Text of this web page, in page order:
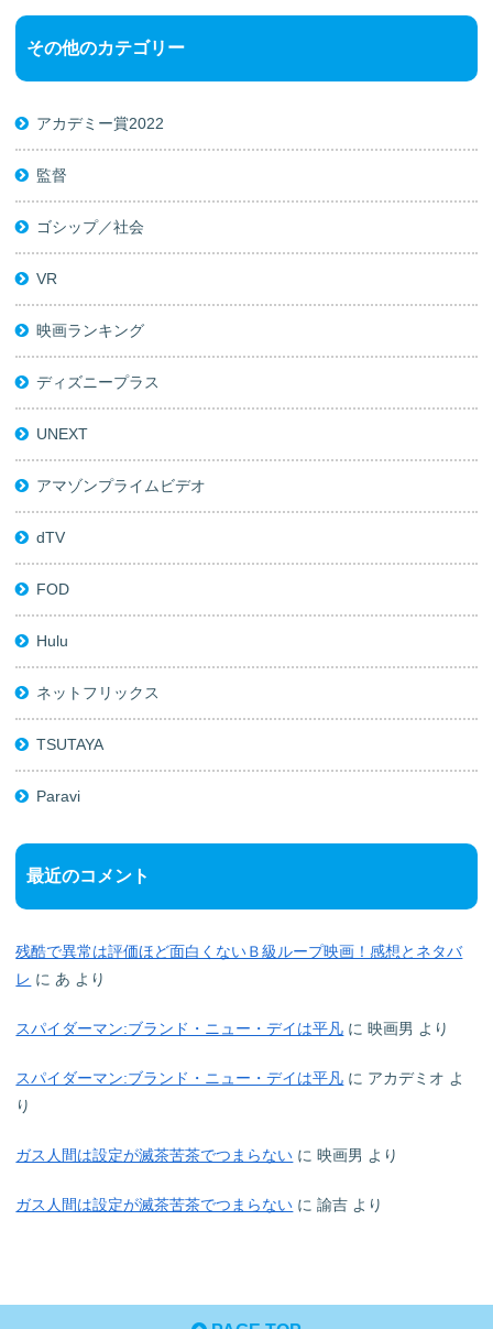
その他のカテゴリー
アカデミー賞2022
監督
ゴシップ／社会
VR
映画ランキング
ディズニープラス
UNEXT
アマゾンプライムビデオ
dTV
FOD
Hulu
ネットフリックス
TSUTAYA
Paravi
最近のコメント
残酷で異常は評価ほど面白くないＢ級ループ映画！感想とネタバ
レ に あ より
スパイダーマン:ブランド・ニュー・デイは平凡 に映画男 より
スパイダーマン:ブランド・ニュー・デイは平凡 に アカデミオ よ
り
ガス人間は設定が滅茶苦茶でつまらない に映画男 より
ガス人間は設定が滅茶苦茶でつまらない に諭吉 より